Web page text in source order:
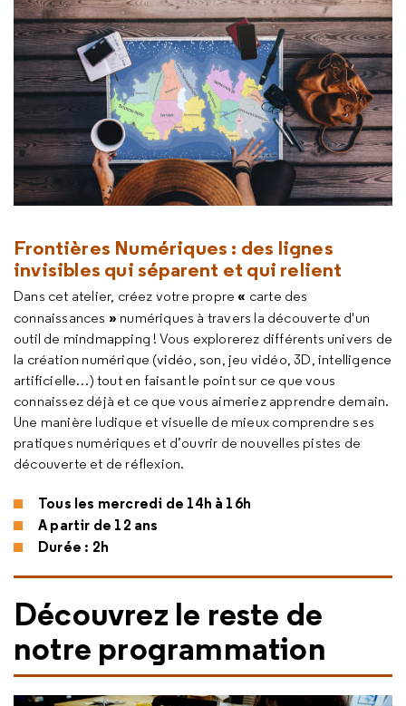
Frontières Numériques : des lignes
invisibles qui séparent et qui relient
Dans cet atelier, créez votre propre« carte des
connaissances » numériques à travers la découverte d'un
outil de mindmapping ! Vous explorerez différents univers de
la création numérique (vidéo, son, jeu vidéo, 3D, intelligence
artificielle…) tout en faisant le point sur ce que vous
connaissez déjà et ce que vous aimeriez apprendre demain.
Une manière ludique et visuelle de mieux comprendre ses
pratiques numériques et d’ouvrir de nouvelles pistes de
découverte et de réflexion.
Tous les mercredi de 14h à 16h
A partir de 12 ans
Durée : 2h
Découvrez le reste de
notre programmation